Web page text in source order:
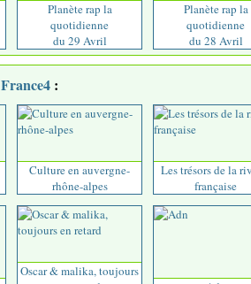
Planète rap la
quotidienne
du 29 Avril
Planète rap la
quotidienne
du 28 Avril
France4 :
Culture en auvergne-
rhône-alpes
Les trésors de la
française
Oscar & malika, toujours